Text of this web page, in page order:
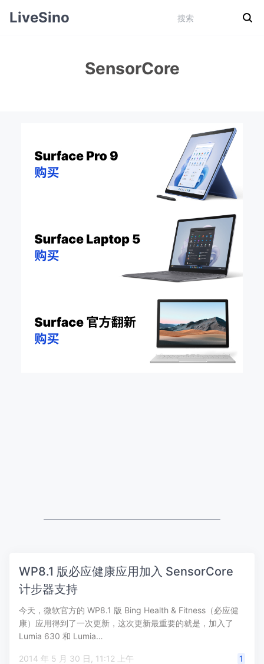
LiveSino
SensorCore
WP8.1 版必应健康应用加入 SensorCore
计步器支持
今天，微软官方的 WP8.1 版 Bing Health & Fitness（必应健
康）应用得到了一次更新，这次更新最重要的就是，加入了
Lumia 630 和 Lumia…
2014 年 5 月 30 日, 11:12 上午 1